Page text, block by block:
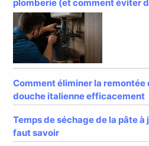
plomberie (et comment éviter
Comment éliminer la remontée
douche italienne efficacement
Temps de séchage de la pâte à
faut savoir